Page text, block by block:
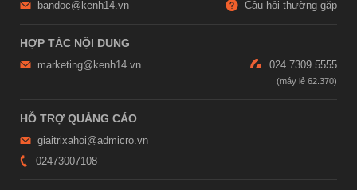
bandoc@kenh14.vn Câu hỏi thường gặp
HỢP TÁC NỘI DUNG
marketing@kenh14.vn 024 7309 5555
HỖ TRỢ QUẢNG CÁO
giaitrixahoi@admicro.vn
02473007108